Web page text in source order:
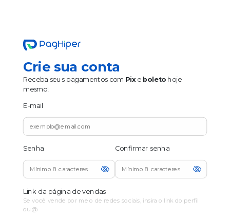
Crie sua conta
Receba seus pagamentos com Pixe boleto hoje
mesmo!
E-mail
Senha Confirmar senha
Link da página de vendas
Se você vende por meio de redes sociais, insira o link do perfil
ou @